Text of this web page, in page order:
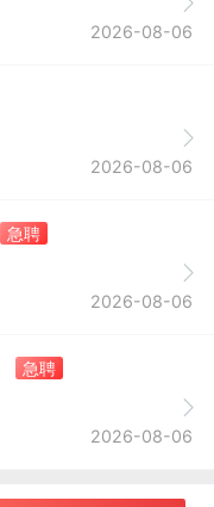
2026-08-06
2026-08-06
急聘
2026-08-06
急聘
2026-08-06